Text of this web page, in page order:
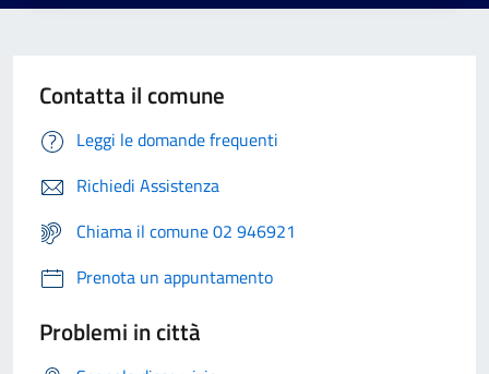
Contatta il comune
Leggi le domande frequenti
Richiedi Assistenza
Chiama il comune 02 946921
Prenota un appuntamento
Problemi in città